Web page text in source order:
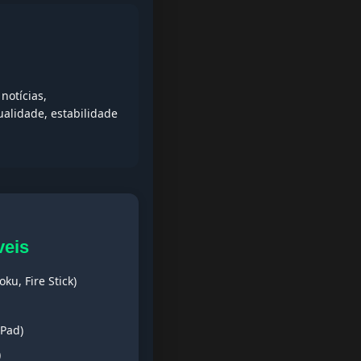
estabilidade
Fire Stick)